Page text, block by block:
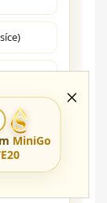
MiniGo